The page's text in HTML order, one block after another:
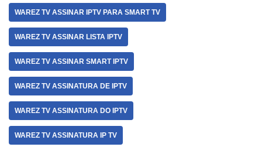
WAREZ TV ASSINAR IPTV PARA SMART TV
WAREZ TV ASSINAR LISTA IPTV
WAREZ TV ASSINAR SMART IPTV
WAREZ TV ASSINATURA DE IPTV
WAREZ TV ASSINATURA DO IPTV
WAREZ TV ASSINATURA IP TV